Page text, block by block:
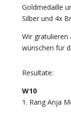
Goldmedaille
Silber und 4x
Wir gratulieren
wünschen für
Resultate:
W10
1. Rang Anja